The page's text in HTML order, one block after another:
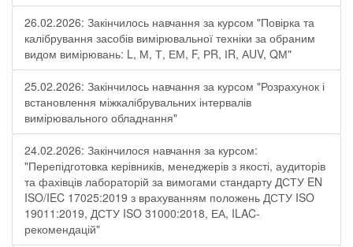
26.02.2026: Закінчилось навчання за курсом "Повірка та
калібрування засобів вимірювальної техніки за обраним
видом вимірювань: L, М, Т, ЕМ, F, РR, ІR, АUV, QМ"
25.02.2026: Закінчилось навчання за курсом "Розрахунок і
встановлення міжкалібрувальних інтервалів
вимірювального обладнання"
24.02.2026: Закінчилося навчання за курсом:
"Перепідготовка керівників, менеджерів з якості, аудиторів
та фахівців лабораторій за вимогами стандарту ДСТУ EN
ISO/IEC 17025:2019 з врахуванням положень ДСТУ ISO
19011:2019, ДСТУ ISO 31000:2018, ЕА, ILAC-
рекомендацій"